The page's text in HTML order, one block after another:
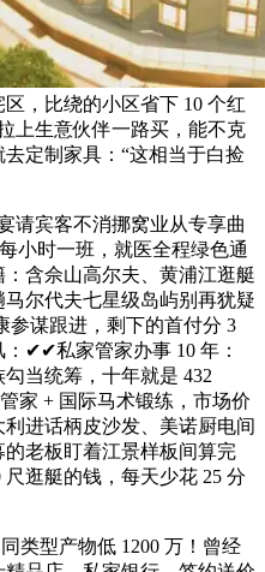
，比绕的小区省下 10 个红
上生意伙伴一路买，能不克
定制家具：“这相当于白捡
宾客不消挪窝业从专享曲
小时一班，就医全程绿色通
含佘山高尔夫、黄浦江逛艇
尔代夫七星级岛屿别再犹疑
参谋跟进，剩下的首付分 3
✔✔私家管家办事 10 年：
当统筹，十年就是 432
家 + 国际马术锻练，市场价
进话柄皮沙发、美诺厨电间
老板盯着江景样板间算完
逛艇的钱，每天少花 25 分
型产物低 1200 万！曾经